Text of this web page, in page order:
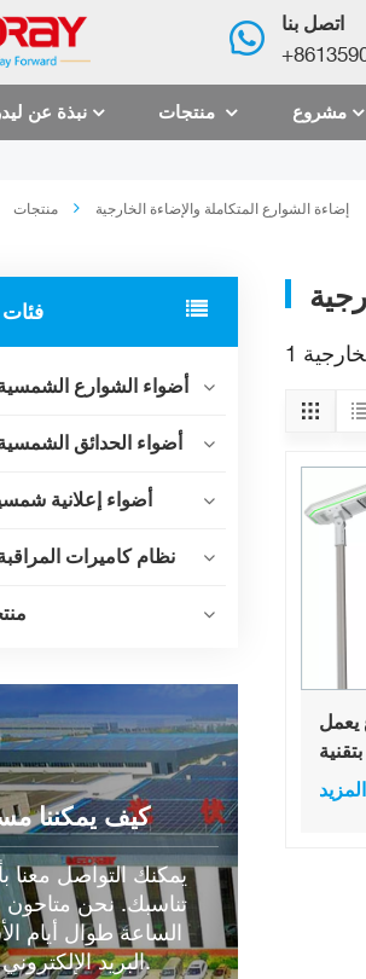
اتصل بنا
نبذة عن مشروع
منتجات إضاءة الشوارع المتكاملة والإضاءة الخارجية
فئات
أضواء الشوارع
أضواء الحدائق
أضواء إعلانية
نظام كاميرات
كيف يمكننا
يمكنك التواصل معنا
تناسبك. نحن
الساعة طوال أيام
البريد الإلكتروني أو الهاتف.
يعمل
LED مدمجة، مزود